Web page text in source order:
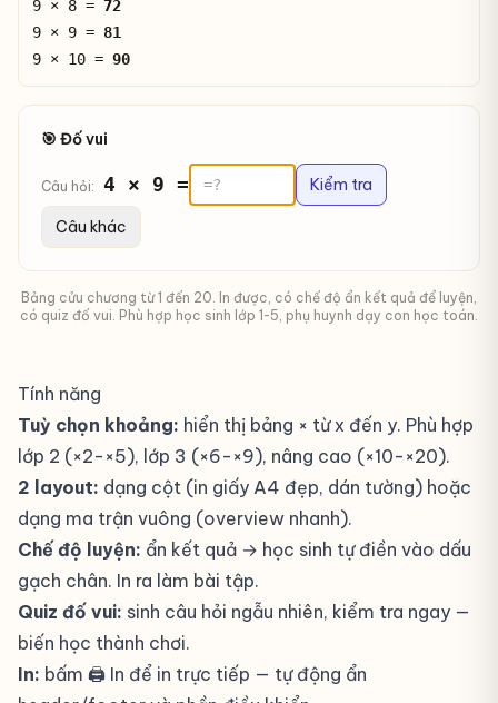
9 × 8 = 72
9 × 9 = 81
9 × 10 = 90
🎯 Đố vui
Câu hỏi: 4 × 9 = Kiểm tra
Câu khác
Bảng cửu chương từ 1 đến 20. In được, có chế độ ẩn kết quả để luyện,
có quiz đố vui. Phù hợp học sinh lớp 1-5, phụ huynh dạy con học toán.
Tính năng
Tuỳ chọn khoảng: hiển thị bảng × từ x đến y. Phù hợp
lớp 2 (×2-×5), lớp 3 (×6-×9), nâng cao (×10-×20).
2 layout: dạng cột (in giấy A4 đẹp, dán tường) hoặc
dạng ma trận vuông (overview nhanh).
Chế độ luyện: ẩn kết quả → học sinh tự điền vào dấu
gạch chân. In ra làm bài tập.
Quiz đố vui: sinh câu hỏi ngẫu nhiên, kiểm tra ngay —
biến học thành chơi.
In: bấm 🖨️ In để in trực tiếp — tự động ẩn